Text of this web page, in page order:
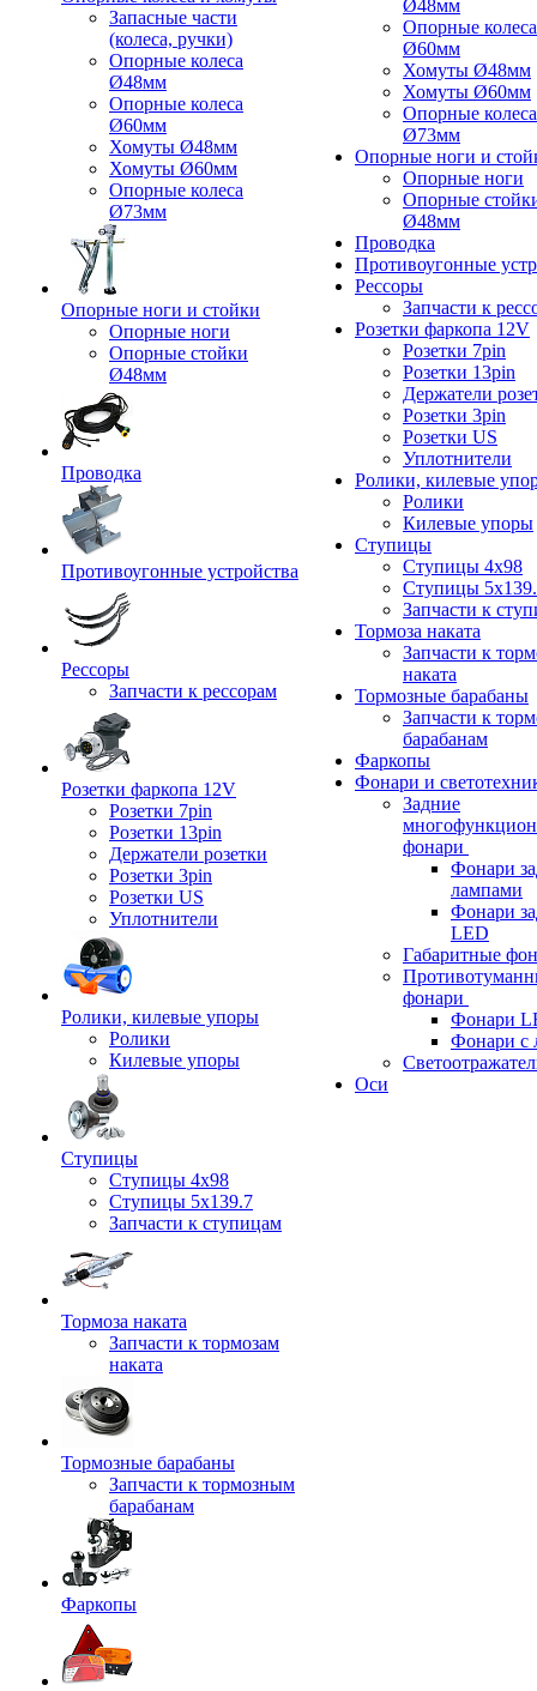
Запасные части
(колеса, ручки)
Опорные колеса
Ø48мм
Опорные колеса
Ø60мм
Хомуты Ø48мм
Хомуты Ø60мм
Опорные колеса
Ø73мм
Опорные ноги и стойки
Опорные ноги
Опорные стойки
Ø48мм
Проводка
Противоугонные устройства
Рессоры
Запчасти к рессорам
Розетки фаркопа 12V
Розетки 7pin
Розетки 13pin
Держатели розетки
Розетки 3pin
Розетки US
Уплотнители
Ролики, килевые упоры
Ролики
Килевые упоры
Ступицы
Ступицы 4x98
Ступицы 5x139.7
Запчасти к ступицам
Тормоза наката
Запчасти к тормозам
наката
Тормозные барабаны
Запчасти к тормозным
барабанам
Фаркопы
Ø48мм
Опорные колеса
Ø60мм
Хомуты Ø48мм
Хомуты Ø60мм
Опорные колеса
Ø73мм
Опорные ноги и
Опорные ноги
Опорные
Ø48мм
Проводка
Противоугонные
Рессоры
Запчасти к
Розетки фаркопа 12V
Розетки 7pin
Розетки 13pin
Держатели
Розетки 3pin
Розетки US
Уплотнители
Ролики, килевые
Ролики
Килевые упоры
Ступицы
Ступицы 4x98
Ступицы
Запчасти к
Тормоза наката
Запчасти к
наката
Тормозные барабаны
Запчасти к
барабанам
Фаркопы
Фонари и
Задние
фонари
Фонари
лампами
Фонари
LED
Габаритные
фонари
Фонари
Фонари с
Оси